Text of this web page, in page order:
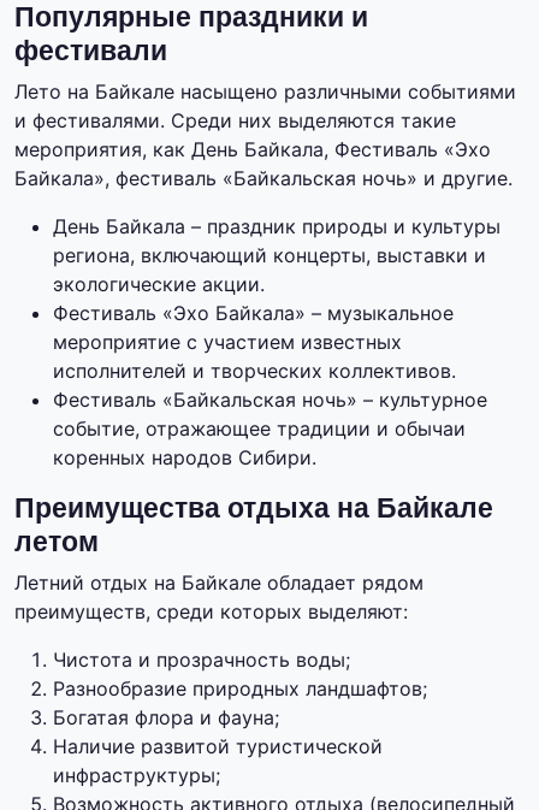
Популярные праздники и
фестивали
Лето на Байкале насыщено различными событиями
и фестивалями. Среди них выделяются такие
мероприятия, как День Байкала, Фестиваль «Эхо
Байкала», фестиваль «Байкальская ночь» и другие.
День Байкала – праздник природы и культуры
региона, включающий концерты, выставки и
экологические акции.
Фестиваль «Эхо Байкала» – музыкальное
мероприятие с участием известных
исполнителей и творческих коллективов.
Фестиваль «Байкальская ночь» – культурное
событие, отражающее традиции и обычаи
коренных народов Сибири.
Преимущества отдыха на Байкале
летом
Летний отдых на Байкале обладает рядом
преимуществ, среди которых выделяют:
Чистота и прозрачность воды;
Разнообразие природных ландшафтов;
Богатая флора и фауна;
Наличие развитой туристической
инфраструктуры;
Возможность активного отдыха (велосипедный